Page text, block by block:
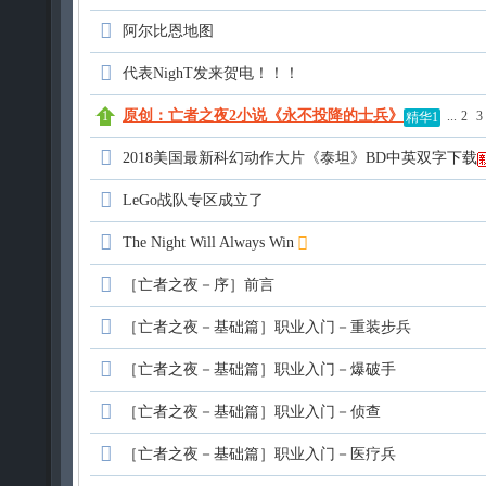
阿尔比恩地图
代表NighT发来贺电！！！
原创：亡者之夜2小说《永不投降的士兵》 精华1 ... 2 3
2018美国最新科幻动作大片《泰坦》BD中英双字下载
LeGo战队专区成立了
The Night Will Always Win
［亡者之夜－序］前言
［亡者之夜－基础篇］职业入门－重装步兵
［亡者之夜－基础篇］职业入门－爆破手
［亡者之夜－基础篇］职业入门－侦查
［亡者之夜－基础篇］职业入门－医疗兵